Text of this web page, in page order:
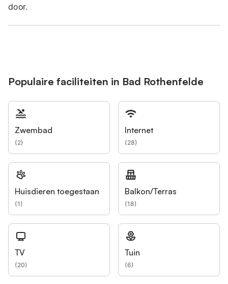
door.
Populaire faciliteiten in Bad Rothenfelde
Zwembad
(2)
Internet
(28)
Huisdieren toegestaan
(1)
Balkon/Terras
(18)
TV
(20)
Tuin
(6)